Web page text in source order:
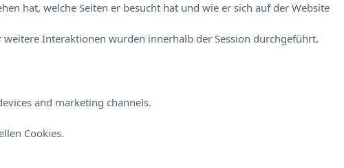
hat, welche Seiten er besucht hat und wie er sich auf der Website
Interaktionen wurden innerhalb der Session durchgeführt.
and marketing channels.
Cookies.